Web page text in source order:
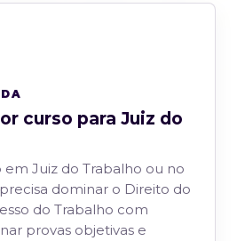
BACEN
BACEN
curso para Juiz do
em Juiz do Trabalho ou no
dominar o Direito do
do Trabalho com
provas objetivas e